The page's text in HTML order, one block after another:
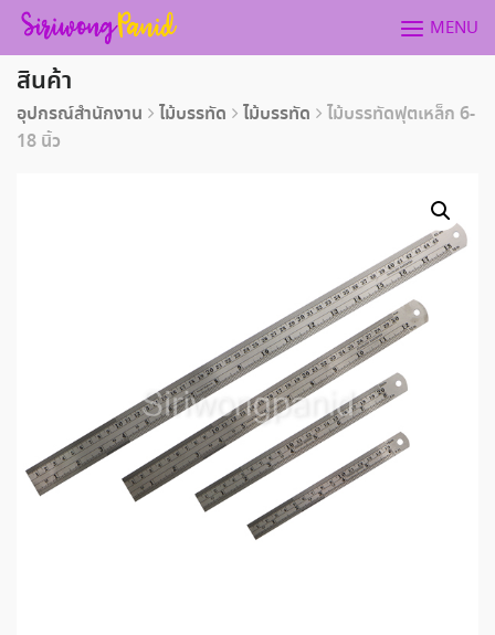
Skip
content
MENU
สินค้า
อุปกรณ์สำนักงาน ไม้บรรทัด ไม้บรรทัด
ไม้บรรทัดฟุตเหล็ก 6-
18 นิ้ว